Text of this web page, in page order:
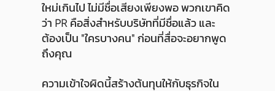
ใหม่เกินไป ไม่มีชื่อเสียงเพียงพอ พวกเขาคิด
ว่า PR คือสิ่งสำหรับบริษัทที่มีชื่อแล้ว และ
ต้องเป็น "ใครบางคน" ก่อนที่สื่อจะอยากพูด
ถึงคุณ
ความเข้าใจผิดนี้สร้างต้นทุนให้กับธุรกิจใน